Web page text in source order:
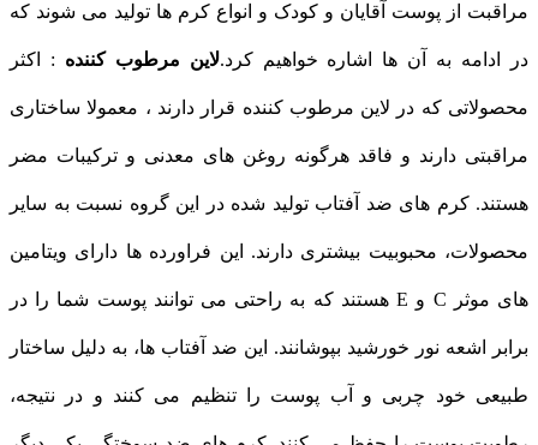
مراقبت از پوست آقایان و کودک و انواع کرم ها تولید می شوند که
در ادامه به آن ها اشاره خواهیم کرد.لاین مرطوب کننده : اکثر
محصولاتی که در لاین مرطوب کننده قرار دارند ، معمولا ساختاری
مراقبتی دارند و فاقد هرگونه روغن های معدنی و ترکیبات مضر
هستند. کرم های ضد آفتاب تولید شده در این گروه نسبت به سایر
محصولات، محبوبیت بیشتری دارند. این فراورده ها دارای ویتامین
های موثر C و E هستند که به راحتی می توانند پوست شما را در
برابر اشعه نور خورشید بپوشانند. این ضد آفتاب ها، به دلیل ساختار
طبیعی خود چربی و آب پوست را تنظیم می کنند و در نتیجه،